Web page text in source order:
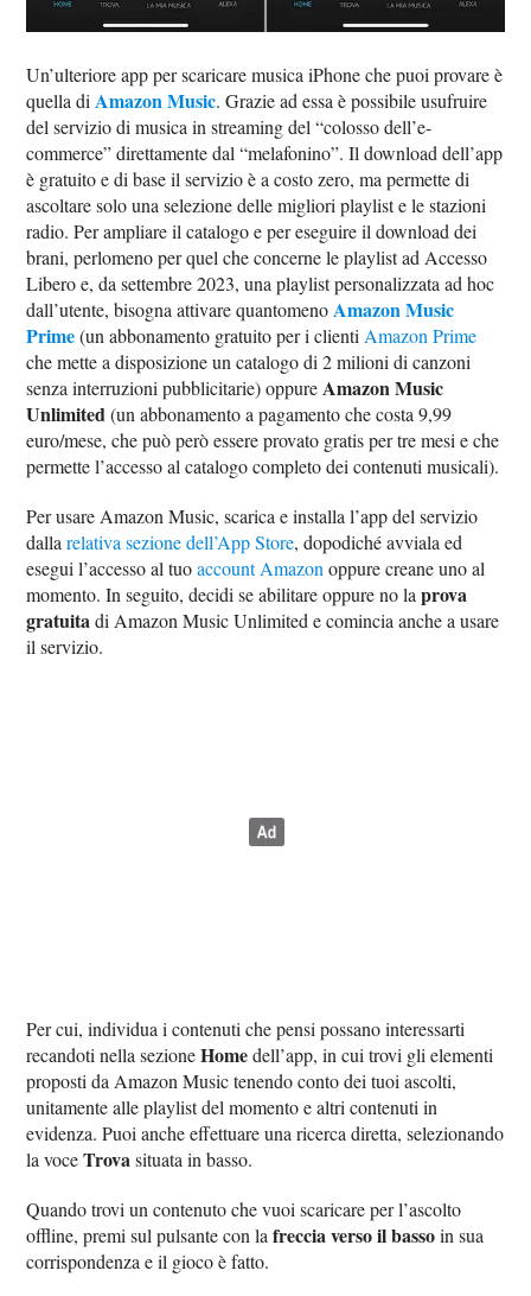
Un’ulteriore app per scaricare musica iPhone che puoi provare è
quella di Amazon Music. Grazie ad essa è possibile usufruire
del servizio di musica in streaming del “colosso dell’e-
commerce” direttamente dal “melafonino”. Il download dell’app
è gratuito e di base il servizio è a costo zero, ma permette di
ascoltare solo una selezione delle migliori playlist e le stazioni
radio. Per ampliare il catalogo e per eseguire il download dei
brani, perlomeno per quel che concerne le playlist ad Accesso
Libero e, da settembre 2023, una playlist personalizzata ad hoc
dall’utente, bisogna attivare quantomeno Amazon Music
Prime(un abbonamento gratuito per i clienti Amazon Prime
che mette a disposizione un catalogo di 2 milioni di canzoni
senza interruzioni pubblicitarie) oppure Amazon Music
Unlimited(un abbonamento a pagamento che costa 9,99
euro/mese, che può però essere provato gratis per tre mesi e che
permette l’accesso al catalogo completo dei contenuti musicali).
Per usare Amazon Music, scarica e installa l’app del servizio
dallarelativa sezione dell’App Store, dopodiché avviala ed
esegui l’accesso al tuoaccount Amazon oppure creane uno al
momento. In seguito, decidi se abilitare oppure no laprova
gratuitadi Amazon Music Unlimited e comincia anche a usare
il servizio.
Per cui, individua i contenuti che pensi possano interessarti
recandoti nella sezioneHomedell’app, in cui trovi gli elementi
proposti da Amazon Music tenendo conto dei tuoi ascolti,
unitamente alle playlist del momento e altri contenuti in
evidenza. Puoi anche effettuare una ricerca diretta, selezionando
la voceTrovasituata in basso.
Quando trovi un contenuto che vuoi scaricare per l’ascolto
offline, premi sul pulsante con lafreccia verso il bassoin sua
corrispondenza e il gioco è fatto.